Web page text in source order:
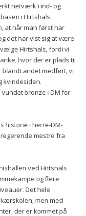
netværk i ind- og
i Hirtshals
at når man først har
det har vist sig at være
Hirtshals, fordi vi
hvor der er plads til
blandt andet medført, vi
kvindesiden.
bronze i DM for
historie i herre-DM-
mestre fra
ved Hirtshals
og flere
Det hele
men med
der er kommet på